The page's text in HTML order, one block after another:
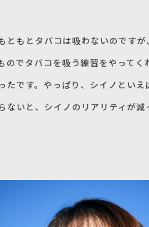
ともとタバコは吸わないのですが
のでタバコを吸う練習をやってく
たです。やっぱり、シイノといえ
ないと、シイノのリアリティが減